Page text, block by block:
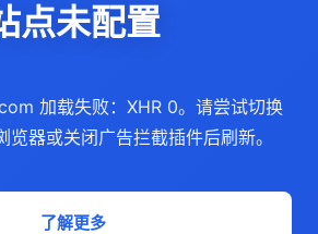
点未配置
加载失败：XHR 0。请尝试切换
器或关闭广告拦截插件后刷新。
了解更多